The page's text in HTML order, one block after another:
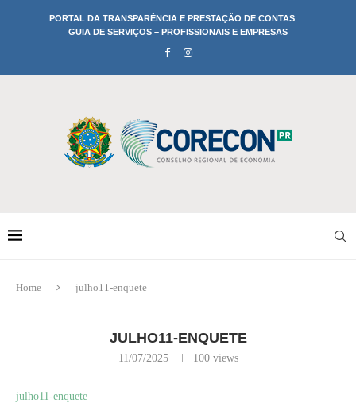
PORTAL DA TRANSPARÊNCIA E PRESTAÇÃO DE CONTAS
GUIA DE SERVIÇOS – PROFISSIONAIS E EMPRESAS
Home julho11-enquete
JULHO11-ENQUETE
11/07/2025 100views
julho11-enquete